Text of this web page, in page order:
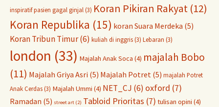
inspiratif pasien gagal ginjal (3) Koran Pikiran Rakyat (12)
Koran Republika (15) koran Suara Merdeka (5)
Koran Tribun Timur(6) kuliah di inggris(3) Lebaran (3)
london (33) Majalah Anak Soca (4) majalah Bobo
(11) Majalah Griya Asri (5) Majalah Potret (5) majalah Potret
Anak Cerdas(3) Majalah Ummi (4) NET_CJ (6) oxford (7)
Ramadan (5) street art (2) Tabloid Prioritas (7) tulisan opini (4)